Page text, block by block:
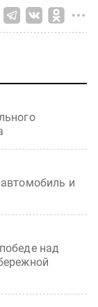
и
над